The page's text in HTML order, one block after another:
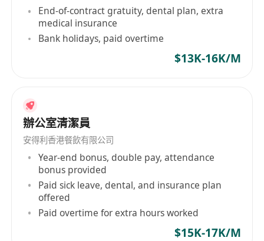
End-of-contract gratuity, dental plan, extra
medical insurance
Bank holidays, paid overtime
$13K-16K/M
辦公室清潔員
安得利香港餐飲有限公司
Year-end bonus, double pay, attendance
bonus provided
Paid sick leave, dental, and insurance plan
offered
Paid overtime for extra hours worked
$15K-17K/M